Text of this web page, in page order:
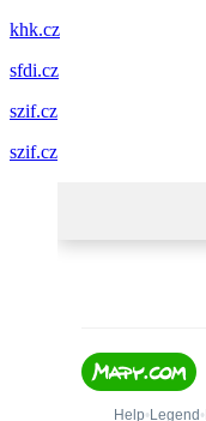
khk.cz
sfdi.cz
szif.cz
szif.cz